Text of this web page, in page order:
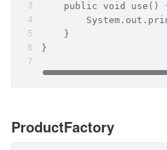
public void use()
    }
}
ProductFactory